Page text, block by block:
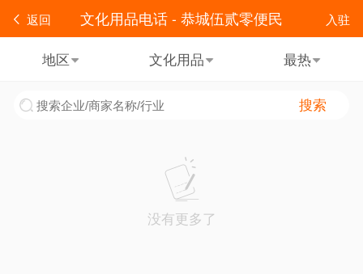
返回 入驻
文化用品电话 - 恭城伍贰零便民
地区 文化用品 最热
搜索
没有更多了